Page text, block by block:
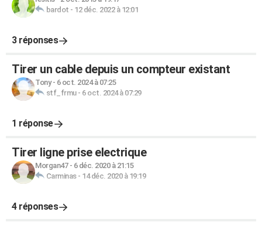
bardot - 12 déc. 2022 à 12:01
3 réponses
Tirer un cable depuis un compteur existant
Tony- 6 oct. 2024 à 07:25
stf_frmu- 6 oct. 2024 à 07:29
1 réponse
Tirer ligne prise electrique
Morgan47- 6 déc. 2020 à 21:15
Carminas- 14 déc. 2020 à 19:19
4 réponses